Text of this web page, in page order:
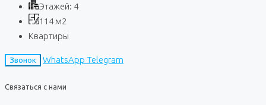
Этажей: 4
114 м2
Квартиры
Звонок WhatsApp Telegram
Связаться с нами